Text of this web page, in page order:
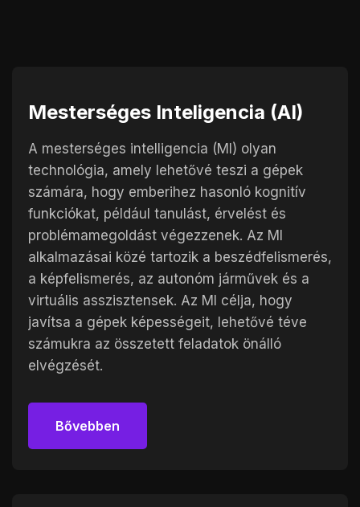
Mesterséges Inteligencia (AI)
A mesterséges intelligencia (MI) olyan
technológia, amely lehetővé teszi a gépek
számára, hogy emberihez hasonló kognitív
funkciókat, például tanulást, érvelést és
problémamegoldást végezzenek. Az MI
alkalmazásai közé tartozik a beszédfelismerés,
a képfelismerés, az autonóm járművek és a
virtuális asszisztensek. Az MI célja, hogy
javítsa a gépek képességeit, lehetővé téve
számukra az összetett feladatok önálló
elvégzését.
Bővebben